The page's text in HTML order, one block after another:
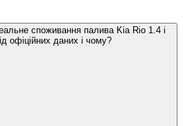
споживання палива Kia Rio 1.4 i
офіційних даних і чому?